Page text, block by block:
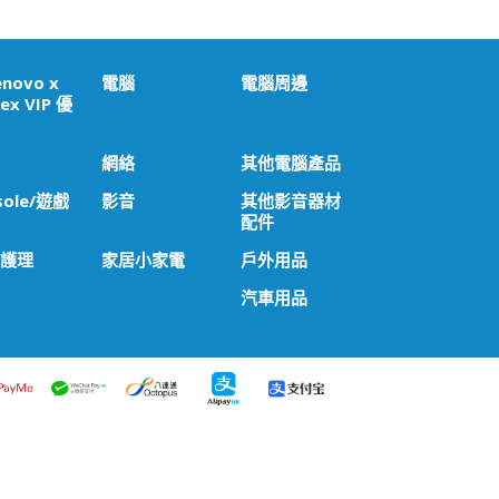
x
VIP 優
電腦 電腦周邊
網絡
其他電腦產品
遊戲
影音
其他影音器材
配件
理
家居小家電
戶外用品
汽車用品